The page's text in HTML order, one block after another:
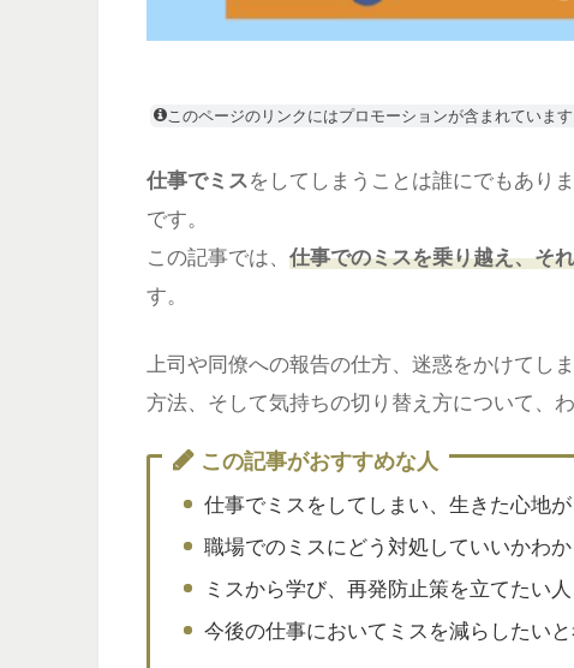
このページのリンクにはプロモーションが含まれています
仕事でミスをしてしまうことは誰にでもあり
です。
この記事では、 仕事でのミスを乗り越え、そ
す。
上司や同僚への報告の仕方、迷惑をかけてし
方法、そして気持ちの切り替え方について、
この記事がおすすめな人
仕事でミスをしてしまい、生きた心地が
職場でのミスにどう対処していいかわか
ミスから学び、再発防止策を立てたい人
今後の仕事においてミスを減らしたい